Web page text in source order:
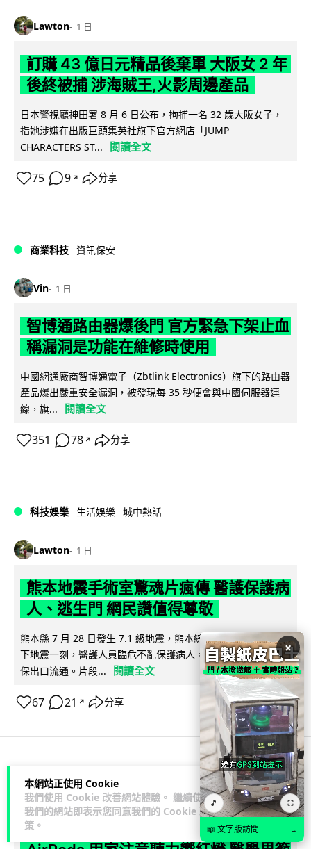
本網站正使用 Cookie
我們使用 Cookie 改善網站體驗。 繼續使用
我們的網站即表示您同意我們的 Cookie 政
策 。
Lawton 1 日
訂購 43 億日元精品後棄單 大阪女 2 年
後終被捕 涉海賊王,火影周邊產品
日本警視廳神田署 8 月 6 日公布，拘捕一名 32 歲大阪女子，
指她涉嫌在出版巨頭集英社旗下官方網店「JUMP
CHARACTERS ST...
閱讀全文
75 9 ↗ 分享
商業科技 資訊保安
Vin 1 日
智博通路由器爆後門 官方緊急下架止血
稱漏洞是功能在維修時使用
中國網通廠商智博通電子（Zbtlink Electronics）旗下的路由器
產品爆出嚴重安全漏洞，被發現每 35 秒便會與中國伺服器連
線，旗...
閱讀全文
351 78 ↗ 分享
科技娛樂 生活娛樂 城中熱話
Lawton 1 日
熊本地震手術室驚魂片瘋傳 醫護保護病
人、逃生門 網民讚值得尊敬
熊本縣 7 月 28 日發生 7.1 級地震，熊本綜合醫院手術室鏡頭拍
下地震一刻，醫護人員臨危不亂保護病人，更馬上開逃生門確
保出口流通。片段...
閱讀全文
67 21 ↗ 分享
arthur 1 日
×
🎵 ⛶
📖 文字版訪問 →